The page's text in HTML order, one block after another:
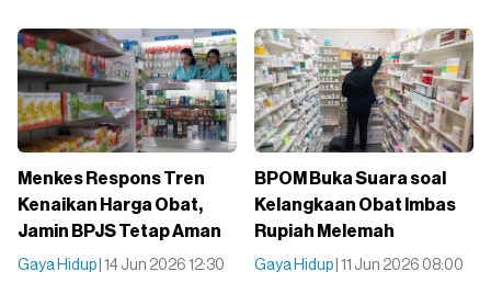
Menkes Respons Tren
Kenaikan Harga Obat,
Jamin BPJS Tetap Aman
Gaya Hidup | 14 Jun 2026 12:30
BPOM Buka Suara soal
Kelangkaan Obat Imbas
Rupiah Melemah
Gaya Hidup | 11 Jun 2026 08:00